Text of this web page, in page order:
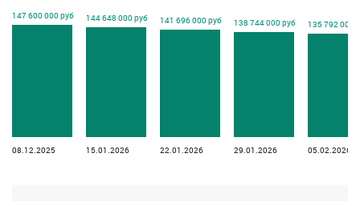
147 600 000 руб
08.12.2025
144 648 000 руб
15.01.2026
141 696 000 руб
22.01.2026
138 744 000 руб
29.01.2026
135 792 000
05.02.2026